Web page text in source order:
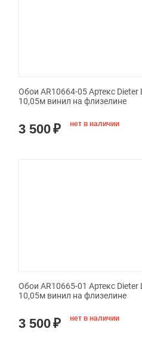
Обои AR10664-05 Артекс Dieter
10,05м винил на флизелине
3 500₽ нет в наличии
Обои AR10665-01 Артекс Dieter
10,05м винил на флизелине
3 500₽ нет в наличии